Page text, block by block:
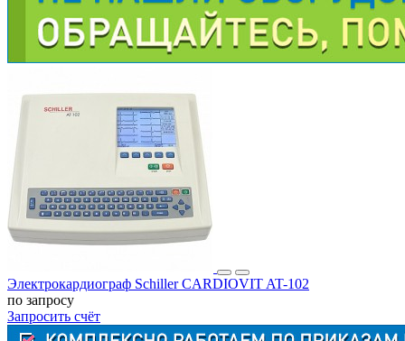
Электрокардиограф Schiller CARDIOVIT AT-102
по запросу
Запросить счёт